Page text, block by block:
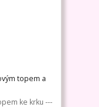
topem a
ke krku ---